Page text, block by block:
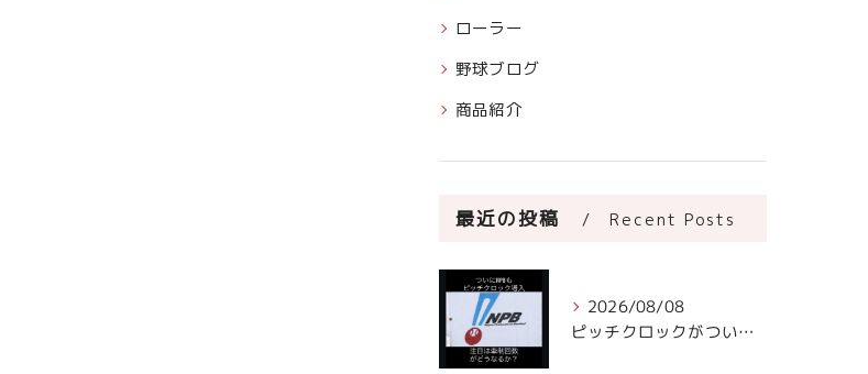
ローラー
野球ブログ
商品紹介
最近の投稿 Recent Posts
2026/08/08
ピッチクロックがついにNPBに!